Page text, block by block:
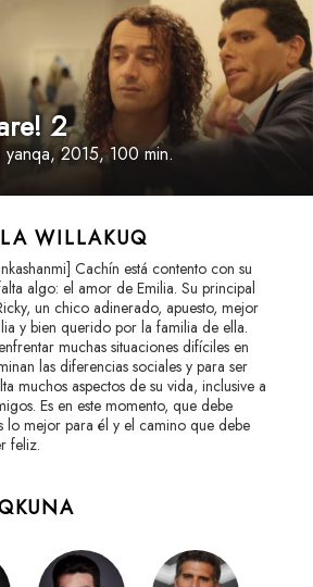
2
yanqa, 2015, 100 min.
WILLAKUQ
Cachín está contento con su
algo: el amor de Emilia. Su principal
un chico adinerado, apuesto, mejor
y bien querido por la familia de ella.
muchas situaciones difíciles en
las diferencias sociales y para ser
muchos aspectos de su vida, inclusive a
Es en este momento, que debe
lo mejor para él y el camino que debe
feliz.